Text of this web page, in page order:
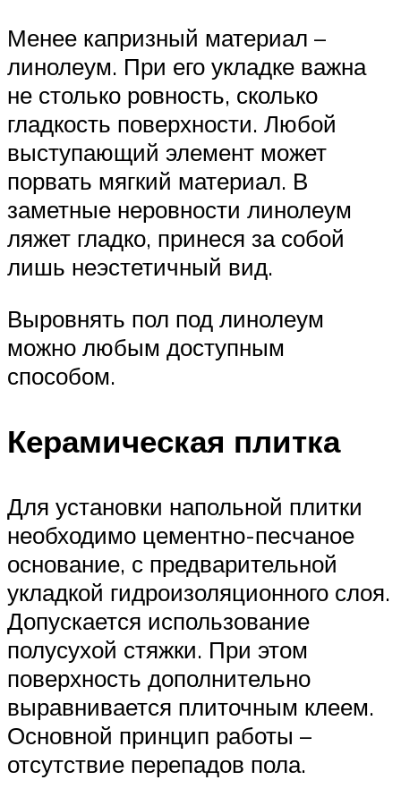
Менее капризный материал –
линолеум. При его укладке важна
не столько ровность, сколько
гладкость поверхности. Любой
выступающий элемент может
порвать мягкий материал. В
заметные неровности линолеум
ляжет гладко, принеся за собой
лишь неэстетичный вид.
Выровнять пол под линолеум
можно любым доступным
способом.
Керамическая плитка
Для установки напольной плитки
необходимо цементно-песчаное
основание, с предварительной
укладкой гидроизоляционного слоя.
Допускается использование
полусухой стяжки. При этом
поверхность дополнительно
выравнивается плиточным клеем.
Основной принцип работы –
отсутствие перепадов пола.